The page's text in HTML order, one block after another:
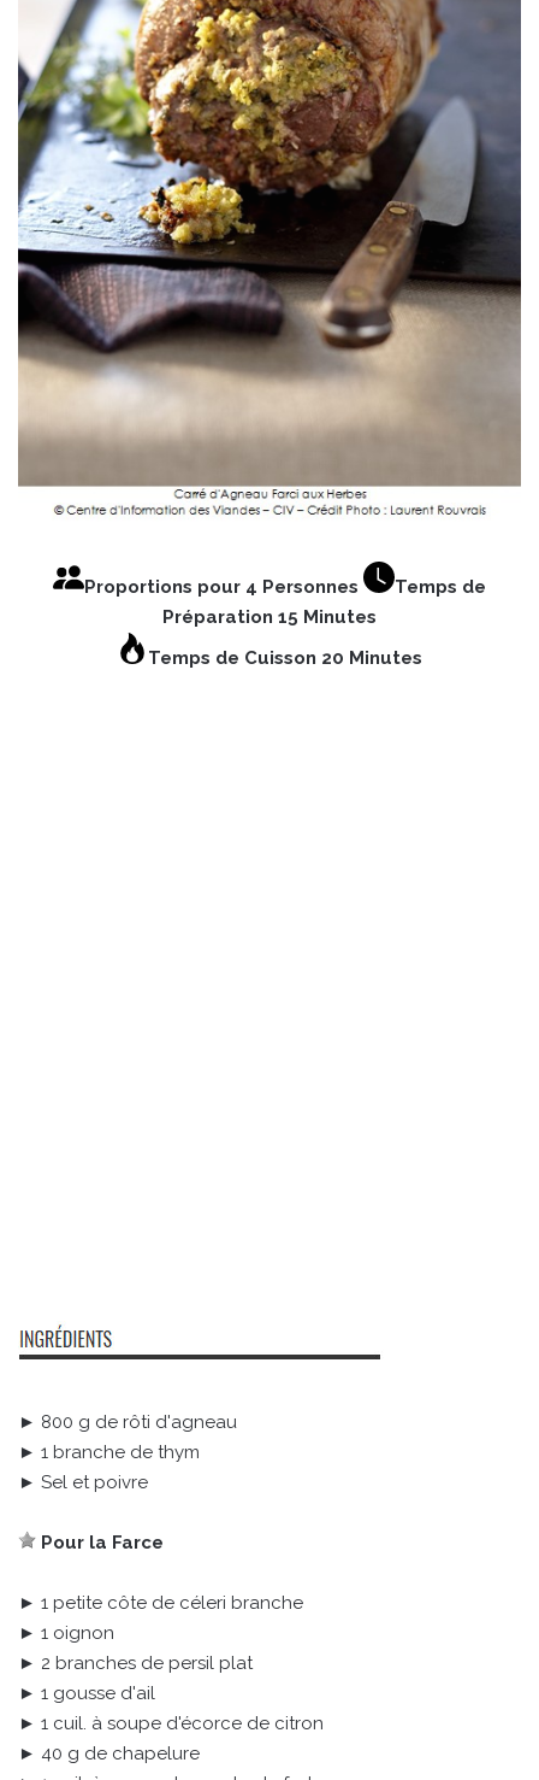
Proportions pour 4 Personnes
Temps de
Préparation 15 Minutes
Temps de Cuisson 20 Minutes
► 800 g de rôti d'agneau
► 1 branche de thym
► Sel et poivre
Pour la Farce
► 1 petite côte de céleri branche
► 1 oignon
► 2 branches de persil plat
► 1 gousse d'ail
► 1 cuil. à soupe d'écorce de citron
► 40 g de chapelure